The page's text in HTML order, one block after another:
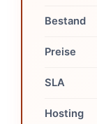
Bestand
Preise
SLA
Hosting